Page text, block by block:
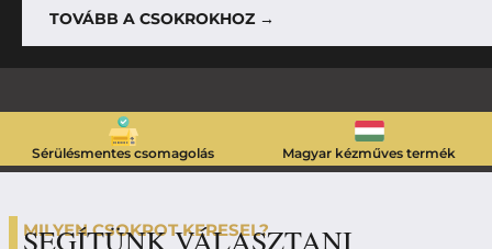
TOVÁBB A CSOKROKHOZ →
Sérülésmentes csomagolás Magyar kézműves termék
MILYEN CSOKROT KERESEL?
SEGÍTÜNK VÁLASZTANI